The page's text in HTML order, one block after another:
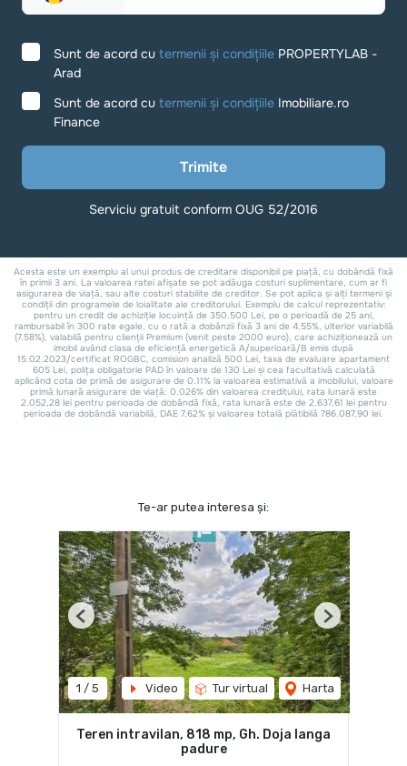
Te-ar putea interesa și:
1 / 5 Video Tur virtual Harta
Previous Next
Teren intravilan, 818 mp, Gh. Doja langa
padure